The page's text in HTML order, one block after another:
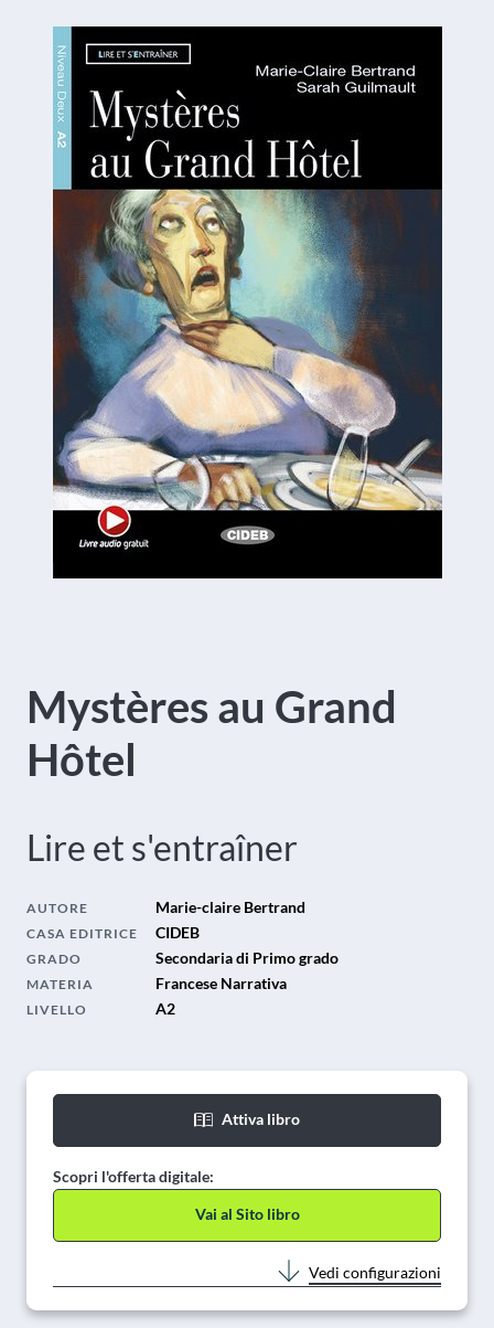
Mystères au Grand
Hôtel
Lire et s'entraîner
AUTORE Marie-claire Bertrand
CASA EDITRICE CIDEB
GRADO Secondaria di Primo grado
MATERIA Francese Narrativa
LIVELLO A2
Attiva libro
Scopri l'offerta digitale:
Vai al Sito libro
Vedi configurazioni